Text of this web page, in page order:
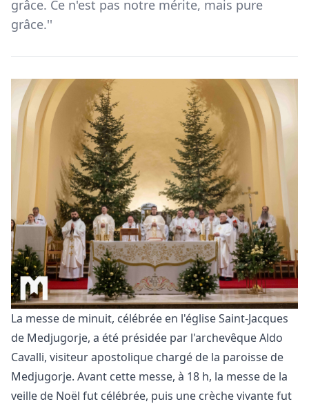
grâce. Ce n'est pas notre mérite, mais pure
grâce.''
La messe de minuit, célébrée en l'église Saint-Jacques
de Medjugorje, a été présidée par l'archevêque Aldo
Cavalli, visiteur apostolique chargé de la paroisse de
Medjugorje. Avant cette messe, à 18 h, la messe de la
veille de Noël fut célébrée, puis une crèche vivante fut